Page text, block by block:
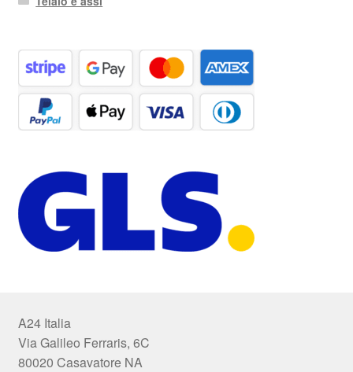
A24 Italia
Via Galileo Ferraris, 6C
80020 Casavatore NA